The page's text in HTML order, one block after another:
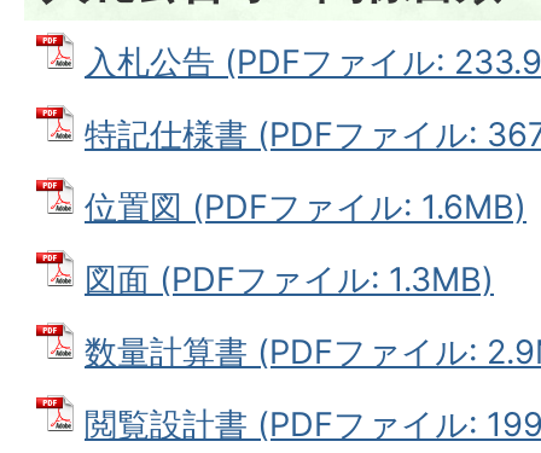
入札公告 (PDFファイル:
特記仕様書 (PDFファイル:
位置図 (PDFファイル: 1.6MB)
図面 (PDFファイル: 1.3MB)
数量計算書 (PDFファイル:
閲覧設計書 (PDFファイル: